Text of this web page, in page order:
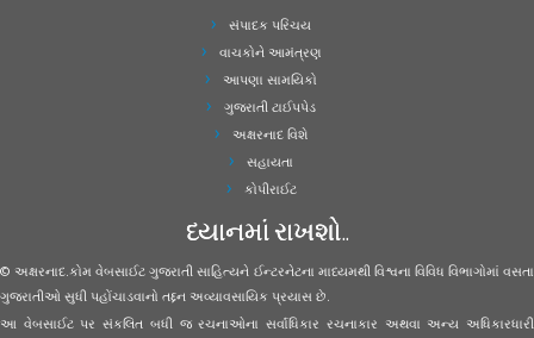
સંપાદક પરિચય
વાચકોને આમંત્રણ
આપણા સામયિકો
ગુજરાતી ટાઈપપેડ
અક્ષરનાદ વિશે
સહાયતા
કોપીરાઈટ
ધ્યાનમાં રાખશો..
© અક્ષરનાદ.કોમ વેબસાઈટ ગુજરાતી સાહિત્યને ઈન્ટરનેટના માધ્યમથી વિશ્વના વિવિધ વિભાગોમાં વસતા
ગુજરાતીઓ સુધી પહોંચાડવાનો તદ્દન અવ્યાવસાયિક પ્રયાસ છે.
આ વેબસાઈટ પર સંકલિત બધી જ રચનાઓના સર્વાધિકાર રચનાકાર અથવા અન્ય અધિકારધારી